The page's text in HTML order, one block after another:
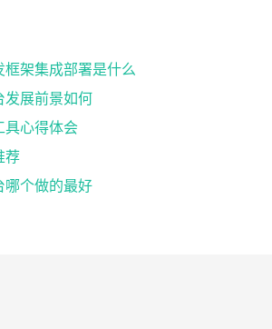
框架集成部署是什么
发展前景如何
具心得体会
荐
哪个做的最好